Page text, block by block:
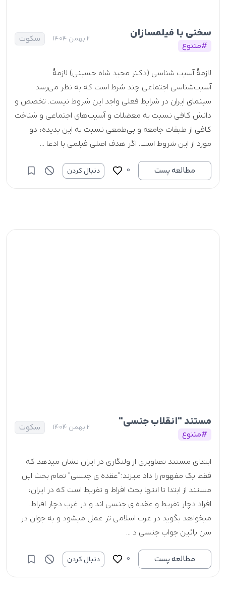
سخنی با فیلمسازان
#متنوع
2 بهمن 1404 سکوت
لازمۀ آسیب شناسی (دکتر مجید شاه حسینی) لازمۀ
آسیب‌شناسی اجتماعی چند شرط است که به نظر می‌رسد
سینمای ایران در شرایط فعلی واجد این شروط نیست. تخصص و
دانش کافی نسبت‌ به معضلات و آسیب‌های اجتماعی و شناخت
کافی از طبقات جامعه و بی‌طمعی نسبت به این پدیده، دو
مورد از این شروط است. اگر هدف اصلی فیلمی با ادعا ...
مطالعه پست
0 دنبال کردن
مستند "انقلاب جنسی"
#متنوع
2 بهمن 1404 سکوت
ابتدای مستند تصاویری از ولنگاری در ایران نشان میدهد که
فقط یک مفهوم را داد میزند:"عقده ی جنسی" تمام بحث این
مستند از ابتدا تا انتها بحث افراط و تفریط است که در ایران،
افراد دچار تفریط و عقده ی جنسی اند و در غرب دچار افراط.
میخواهد بگوید در غرب اسلامی تر عمل میشود و به جوان در
سن پائین جواب جنسی د ...
مطالعه پست
0 دنبال کردن